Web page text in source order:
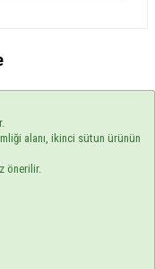
alanı, ikinci sütun ürünün
önerilir.